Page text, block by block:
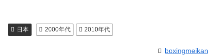
日本 2000年代 2010年代
boxingmeikan